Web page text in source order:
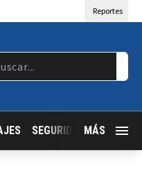
Reportes
SEGURIDAD JALISCO
MÁS